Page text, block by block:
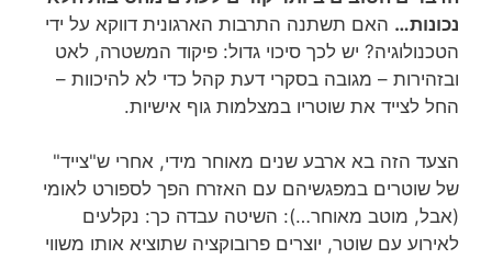
נכונות… האם תשתנה התרבות הארגונית דווקא על ידי
הטכנולוגיה? יש לכך סיכוי גדול: פיקוד המשטרה, לאט
ובזהירות – מגובה בסקרי דעת קהל כדי לא להיכוות –
החל לצייד את שוטריו במצלמות גוף אישיות.
הצעד הזה בא ארבע שנים מאוחר מידי, אחרי ש"צייד"
של שוטרים במפגשיהם עם האזרח הפך לספורט לאומי
(אבל, מוטב מאוחר…): השיטה עבדה כך: נקלעים
לאירוע עם שוטר, יוצרים פרובוקציה שתוציא אותו משווי